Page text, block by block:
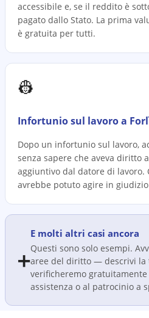
accessibile e, se il reddito è
pagato dallo Stato. La prima
è gratuita per tutti.
👷
Infortunio sul lavoro a
Dopo un infortunio sul lavoro,
senza sapere che aveva diritto
aggiuntivo dal datore di
avrebbe potuto agire in
➕
E molti altri casi ancora
Questi sono solo esempi.
aree del diritto — descrivi la
verificheremo
assistenza o al patrocinio a